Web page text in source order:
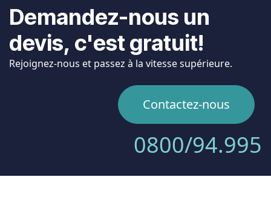
Demandez-nous un
devis, c'est gratuit!
Rejoignez-nous et passez à la vitesse supérieure.
Contactez-nous
0800/94.995